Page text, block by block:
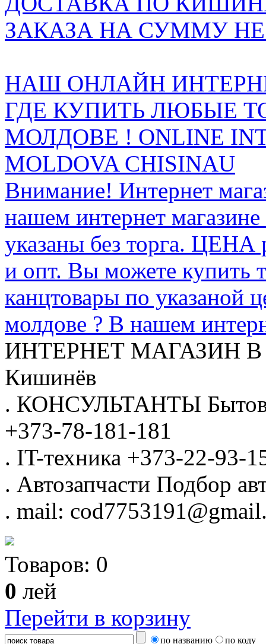
ЗАКАЗА НА СУММУ НЕ
НАШ ОНЛАЙН
ГДЕ КУПИТЬ ЛЮБЫЕ
МОЛДОВЕ ! ONLINE
MOLDOVA CHISINAU
Внимание! Интернет
нашем интернет
указаны без торга.
и опт. Вы можете купить
канцтовары по указаной
молдове ? В нашем
ИНТЕРНЕТ МАГАЗИН
Кишинёв
. КОНСУЛЬТАНТЫ
+373-78-181-181
. IT-техника +373-22-93-
. Автозапчасти Подбор
. mail:
Товаров: 0
0 лей
Перейти в корзину
по названию по коду